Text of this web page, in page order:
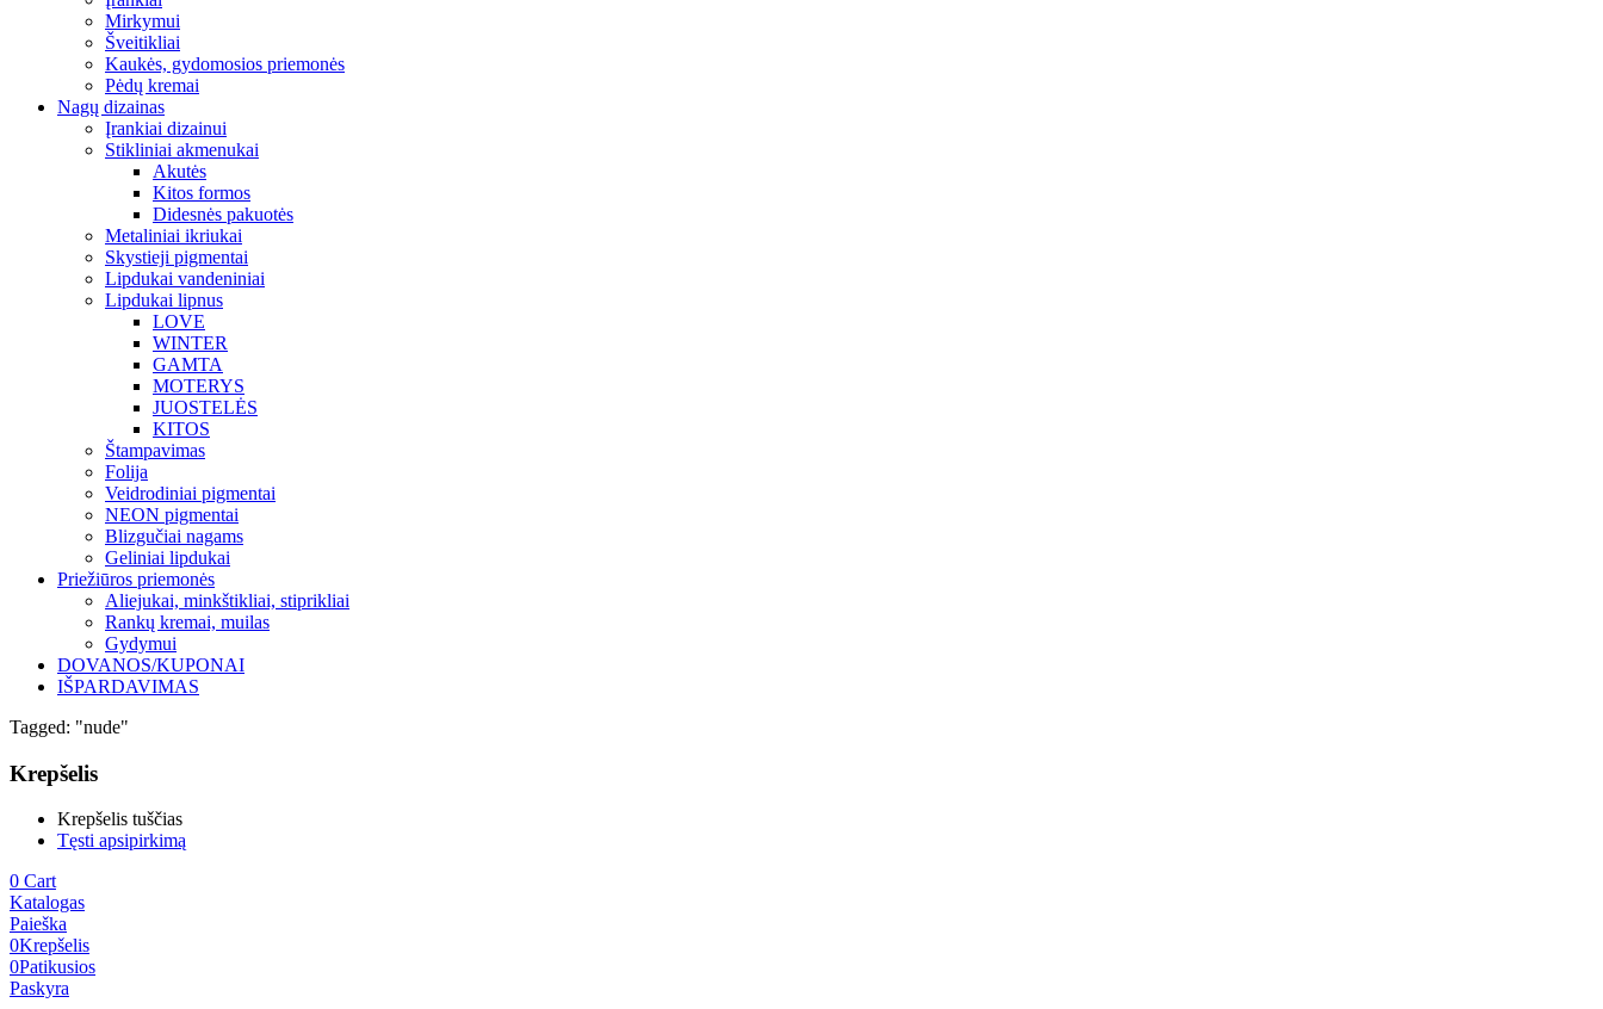
Mirkymui
Šveitikliai
Kaukės, gydomosios priemonės
Pėdų kremai
Nagų dizainas
Įrankiai dizainui
Stikliniai akmenukai
Akutės
Kitos formos
Didesnės pakuotės
Metaliniai ikriukai
Skystieji pigmentai
Lipdukai vandeniniai
Lipdukai lipnus
LOVE
WINTER
GAMTA
MOTERYS
JUOSTELĖS
KITOS
Štampavimas
Folija
Veidrodiniai pigmentai
NEON pigmentai
Blizgučiai nagams
Geliniai lipdukai
Priežiūros priemonės
Aliejukai, minkštikliai, stiprikliai
Rankų kremai, muilas
Gydymui
DOVANOS/KUPONAI
IŠPARDAVIMAS
Tagged: "nude"
Krepšelis
Krepšelis tuščias
Tęsti apsipirkimą
0 Cart
Katalogas
Paieška
0Krepšelis
0Patikusios
Paskyra